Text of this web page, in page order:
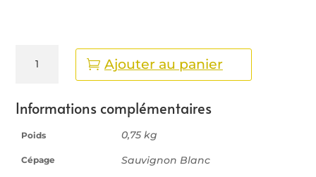
Chenonceaux
TBK
Ajouter au panier
Informations complémentaires
Poids 0,75 kg
Cépage Sauvignon Blanc